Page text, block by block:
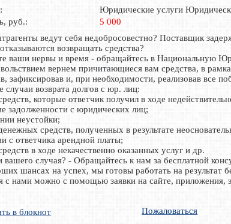
Юридические услуги
руб.:
5 000
ведут себя недобросовестно? Поставщик
возвращать средства?
ваши нервы и время - обращайтесь в Национальную
вернем причитающиеся вам средства, в
зафиксировав и, при необходимости, реализовав все
случаи возврата долгов с юр. лиц:
которые ответчик получил в ходе
задолженности с юридических лиц;
неустойки;
средств, полученных в результате
с ответчика арендной платы;
в ходе некачественно оказанных услуг и др.
случая? - Обращайтесь к нам за бесплатной
шансах на успех, мы готовы работать на результат
с нами можно с помощью заявки на сайте, приложения,
в блокнот Пожаловаться